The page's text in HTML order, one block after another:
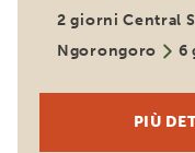
2 giorni Central
Ngorongoro
6
PIÙ